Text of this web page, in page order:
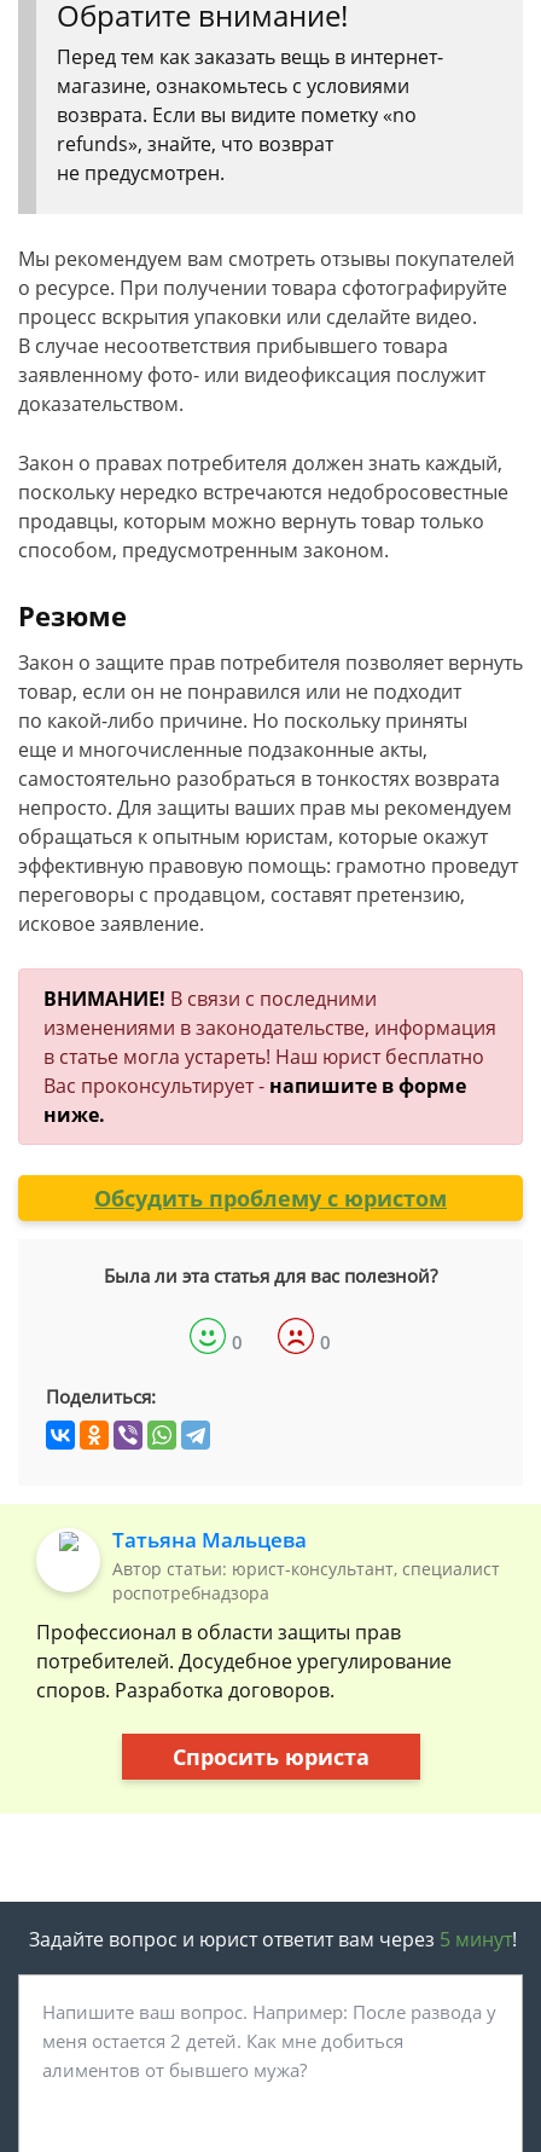
Обратите внимание!
Перед тем как заказать вещь в интернет-
магазине, ознакомьтесь с условиями
возврата. Если вы видите пометку «no
refunds», знайте, что возврат
не предусмотрен.
Мы рекомендуем вам смотреть отзывы покупателей
о ресурсе. При получении товара сфотографируйте
процесс вскрытия упаковки или сделайте видео.
В случае несоответствия прибывшего товара
заявленному фото- или видеофиксация послужит
доказательством.
Закон о правах потребителя должен знать каждый,
поскольку нередко встречаются недобросовестные
продавцы, которым можно вернуть товар только
способом, предусмотренным законом.
Резюме
Закон о защите прав потребителя позволяет вернуть
товар, если он не понравился или не подходит
по какой-либо причине. Но поскольку приняты
еще и многочисленные подзаконные акты,
самостоятельно разобраться в тонкостях возврата
непросто. Для защиты ваших прав мы рекомендуем
обращаться к опытным юристам, которые окажут
эффективную правовую помощь: грамотно проведут
переговоры с продавцом, составят претензию,
исковое заявление.
ВНИМАНИЕ! В связи с последними
изменениями в законодательстве, информация
в статье могла устареть! Наш юрист бесплатно
Вас проконсультирует - напишите в форме
ниже.
Обсудить проблему с юристом
Была ли эта статья для вас полезной?
0 0
Поделиться:
Татьяна Мальцева
Автор статьи: юрист-консультант, специалист
роспотребнадзора
Профессионал в области защиты прав
потребителей. Досудебное урегулирование
споров. Разработка договоров.
Спросить юриста
Задайте вопрос и юрист ответит вам через 5 минут!